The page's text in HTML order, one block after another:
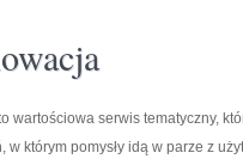
wartościowa serwis tematyczny,
w którym pomysły idą w parze z